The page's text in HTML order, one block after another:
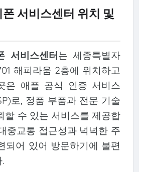
서비스센터 위치 및
서비스센터는 세종특별자
해피라움 2층에 위치하고
은 애플 공식 인증 서비스
로, 정품 부품과 전문 기술
할 수 있는 서비스를 제공합
중교통 접근성과 넉넉한 주
되어 있어 방문하기에 불편